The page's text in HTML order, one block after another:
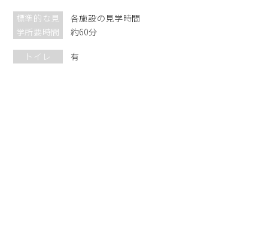
標準的な見
学所要時間
各施設の見学時間
約60分
トイレ 有